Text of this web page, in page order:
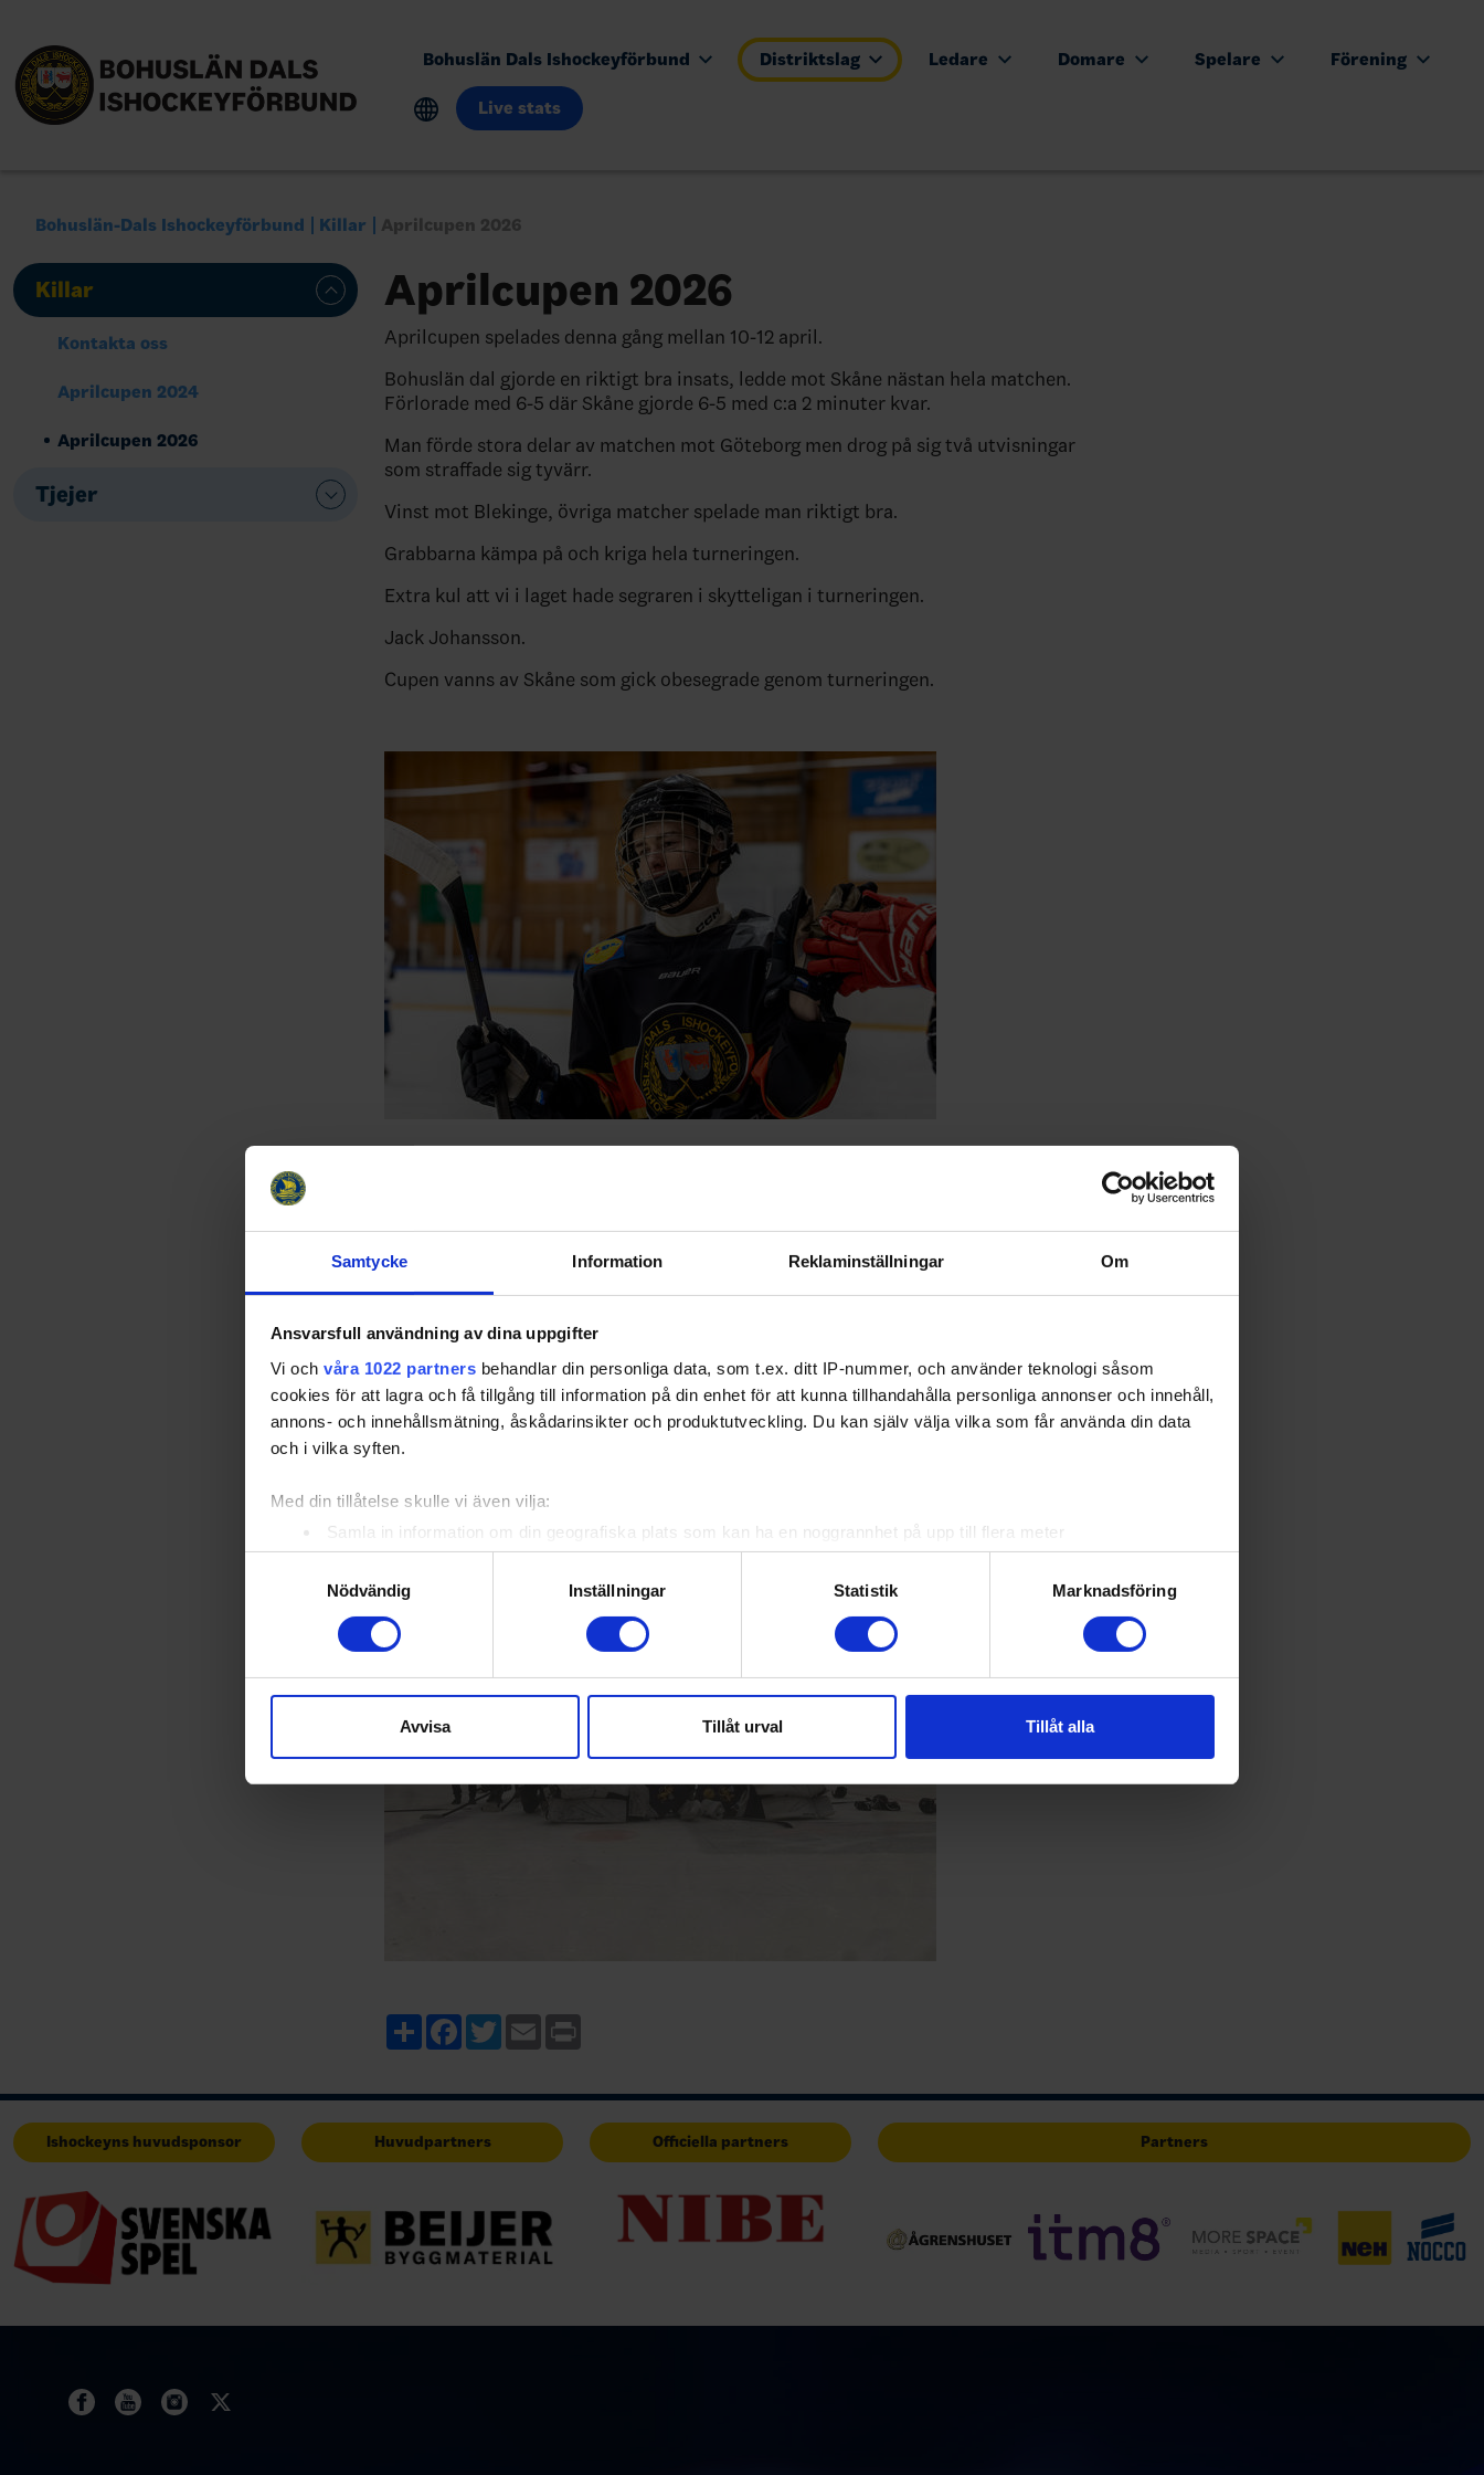
Samtycke Information Reklaminställningar Om
Ansvarsfull användning av dina uppgifter
Vi och våra 1022 partners behandlar din personliga data, som t.ex. ditt IP-nummer, och använder teknologi såsom
cookies för att lagra och få tillgång till information på din enhet för att kunna tillhandahålla personliga annonser och innehåll,
annons- och innehållsmätning, åskådarinsikter och produktutveckling. Du kan själv välja vilka som får använda din data
och i vilka syften.
Med din tillåtelse skulle vi även vilja:
Samla in information om din geografiska plats som kan ha en noggrannhet på upp till flera meter
Identifiera din enhet genom att aktivt skanna den för specifika kännetecken (fingeravtryck)
Ta reda på mer om hur dina personliga uppgifter behandlas och ställ in dina preferenser i
detaljsektionen. Du kan ändra
eller dra tillbaka ditt samtycke när som helst från cookie-förklaringen.
sociala medier och analysera vår trafik. Vi vidarebefordrar även sådana identifierare och annan information från din enhet
till de sociala medier och annons- och analysföretag som vi samarbetar med. Dessa kan i sin tur kombinera informationen
Nödvändig
Inställningar Statistik Marknadsföring
Avvisa Tillåt urval Tillåt alla
Bohuslän Dals Ishockeyförbund Distriktslag Ledare Domare Spelare Förening
Live stats
Bohuslän-Dals Ishockeyförbund Killar Aprilcupen 2026
Killar
Kontakta oss
Aprilcupen 2024
Aprilcupen 2026
Tjejer
Aprilcupen 2026
Aprilcupen spelades denna gång mellan 10-12 april.
Bohuslän dal gjorde en riktigt bra insats, ledde mot Skåne nästan hela matchen.
Förlorade med 6-5 där Skåne gjorde 6-5 med c:a 2 minuter kvar.
Man förde stora delar av matchen mot Göteborg men drog på sig två utvisningar
som straffade sig tyvärr.
Vinst mot Blekinge, övriga matcher spelade man riktigt bra.
Grabbarna kämpa på och kriga hela turneringen.
Extra kul att vi i laget hade segraren i skytteligan i turneringen.
Jack Johansson.
Cupen vanns av Skåne som gick obesegrade genom turneringen.
ShareFacebook
TwitterEmail
Ishockeyns huvudsponsor Huvudpartners Officiella partners Partners